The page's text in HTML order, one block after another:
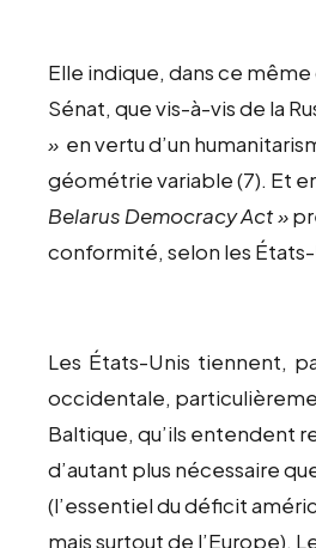
Elle indique, dans ce
Sénat, que vis-à-vis de la
» en vertu d’un
géométrie variable (7). Et
Belarus Democracy Act »
conformité, selon les
Les États-Unis tiennent,
occidentale,
Baltique, qu’ils entendent
d’autant plus nécessaire
(l’essentiel du déficit
mais surtout de l’Europe).